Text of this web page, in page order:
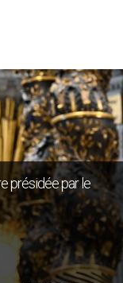
présidée par le